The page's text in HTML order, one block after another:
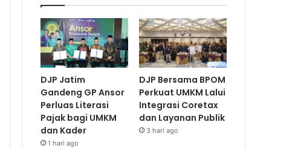
DJP Jatim
Gandeng GP Ansor
Perluas Literasi
Pajak bagi UMKM
dan Kader
1 hari ago
DJP Bersama BPOM
Perkuat UMKM Lalui
Integrasi Coretax
dan Layanan Publik
3 hari ago